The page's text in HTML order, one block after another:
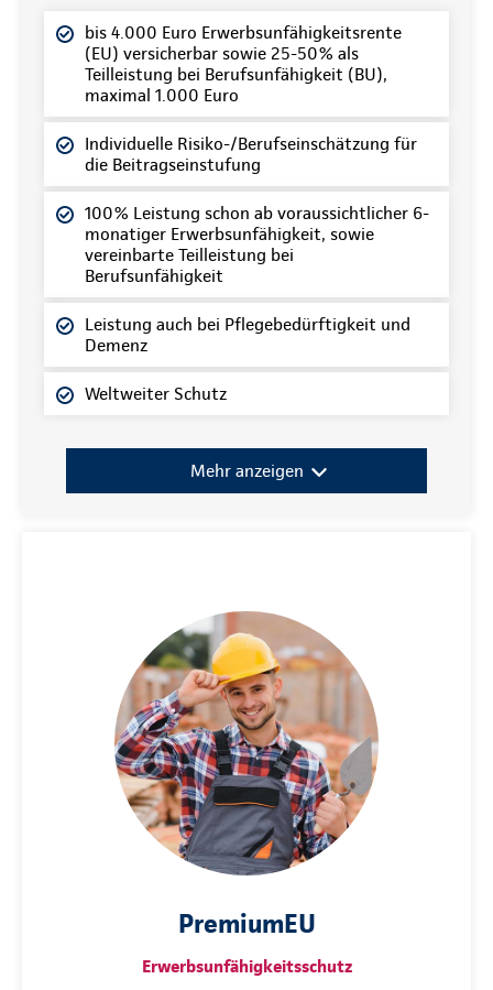
bis 4.000 Euro Erwerbsunfähigkeitsrente
(EU) versicherbar sowie 25-50% als
Teilleistung bei Berufsunfähigkeit (BU),
maximal 1.000 Euro
Individuelle Risiko-/Berufseinschätzung für
die Beitragseinstufung
100% Leistung schon ab voraussichtlicher 6-
monatiger Erwerbsunfähigkeit, sowie
vereinbarte Teilleistung bei
Berufsunfähigkeit
Leistung auch bei Pflegebedürftigkeit und
Demenz
Weltweiter Schutz
Mehr anzeigen
PremiumEU
Erwerbsunfähigkeitsschutz